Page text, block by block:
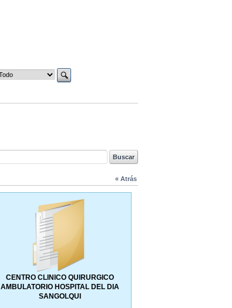
« Atrás
CENTRO CLINICO QUIRURGICO
AMBULATORIO HOSPITAL DEL DIA
SANGOLQUI